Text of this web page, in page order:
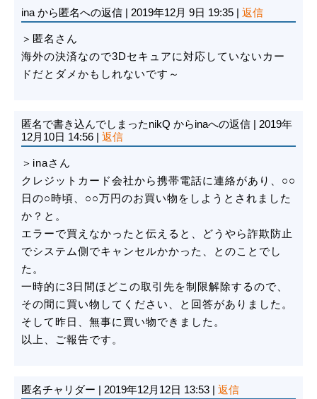
ina から匿名への返信 | 2019年12月 9日 19:35 | 返信
＞匿名さん
海外の決済なので3Dセキュアに対応していないカー
ドだとダメかもしれないです～
匿名で書き込んでしまったnikQ からinaへの返信 | 2019年
12月10日 14:56 | 返信
＞inaさん
クレジットカード会社から携帯電話に連絡があり、○○
日の○時頃、○○万円のお買い物をしようとされました
か？と。
エラーで買えなかったと伝えると、どうやら詐欺防止
でシステム側でキャンセルかかった、とのことでし
た。
一時的に3日間ほどこの取引先を制限解除するので、
その間に買い物してください、と回答がありました。
そして昨日、無事に買い物できました。
以上、ご報告です。
匿名チャリダー | 2019年12月12日 13:53 | 返信